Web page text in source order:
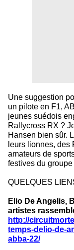
Une suggestion
un pilote en F1,
jeunes suédois
Rallycross RX ?
Hansen bien sûr.
leurs lionnes, des
amateurs de
festives du groupe
QUELQUES
Elio De Angelis,
artistes
http://
temps-delio-de-
abba-22/